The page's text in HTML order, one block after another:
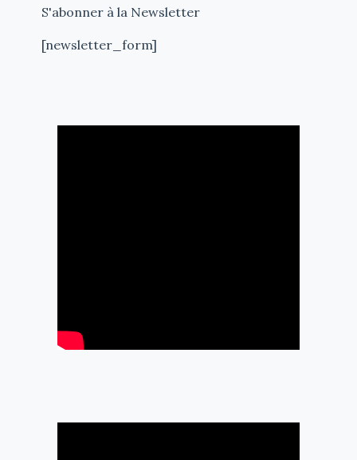
S'abonner à la Newsletter
[newsletter_form]